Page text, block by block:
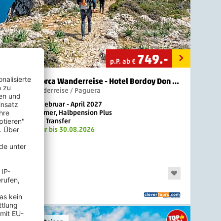
p.P. ab € 749.-
4 Sterne
Mallorca Wanderreise - Hotel Bordoy Don Antonio
Mallorca Wanderreise / Paguera
7 Nächte, Februar - April 2027
Doppelzimmer, Halbpension Plus
inkl. Flug + Transfer
Buchbar nur bis 30.08.2026
Neu